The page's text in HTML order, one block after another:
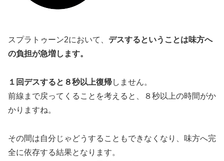
スプラトゥーン2において、 デスするということは味方へ
の負担が急増します。
１回デスすると８秒以上復帰しません。
前線まで戻ってくることを考えると、８秒以上の時間がか
かりますね。
その間は自分じゃどうすることもできなくなり、味方へ完
全に依存する結果となります。